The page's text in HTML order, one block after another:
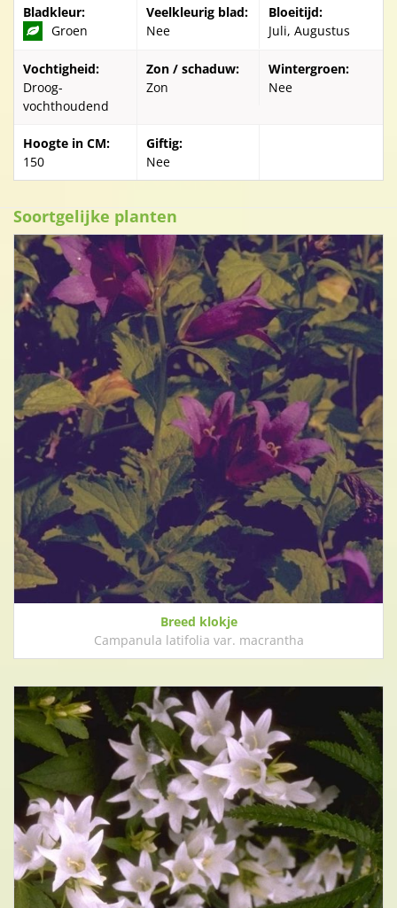
Bladkleur:
Groen
Veelkleurig blad:
Nee
Bloeitijd:
Juli, Augustus
Vochtigheid:
Droog-
vochthoudend
Zon / schaduw:
Zon
Wintergroen:
Nee
Hoogte in CM:
150
Giftig:
Nee
Soortgelijke planten
Breed klokje
Campanula latifolia var. macrantha